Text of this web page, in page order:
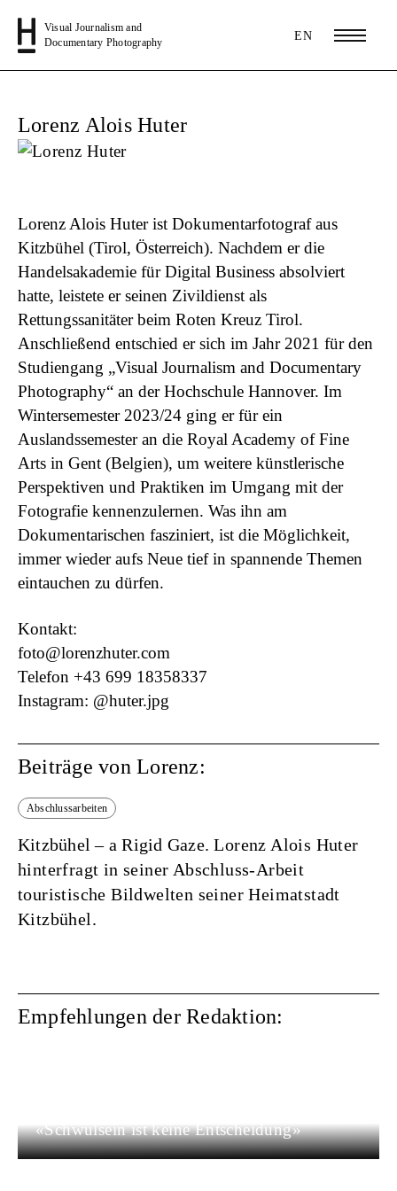
Visual Journalism and
Documentary Photography
EN
Lorenz Alois Huter
Lorenz Alois Huterist Dokumentarfotograf aus
Kitzbühel (Tirol, Österreich). Nachdem er die
Handelsakademie für Digital Business absolviert
hatte, leistete er seinen Zivildienst als
Rettungssanitäter beim Roten Kreuz Tirol.
Anschließend entschied er sich im Jahr 2021 für den
Studiengang „Visual Journalism and Documentary
Photography“ an der Hochschule Hannover. Im
Wintersemester 2023/24 ging er für ein
Auslandssemester an die Royal Academy of Fine
Arts in Gent (Belgien), um weitere künstlerische
Perspektiven und Praktiken im Umgang mit der
Fotografie kennenzulernen. Was ihn am
Dokumentarischen fasziniert, ist die Möglichkeit,
immer wieder aufs Neue tief in spannende Themen
eintauchen zu dürfen.
Kontakt:
foto@lorenzhuter.com
Telefon +43 699 18358337
Instagram: @huter.jpg
Beiträge von Lorenz:
Abschlussarbeiten
Kitzbühel – a Rigid Gaze. Lorenz Alois Huter
hinterfragt in seiner Abschluss-Arbeit
touristische Bildwelten seiner Heimatstadt
Kitzbühel.
Empfehlungen der Redaktion:
«Schwulsein ist keine Entscheidung»
Erst vor Kurzem wagten Dirk und Thomas